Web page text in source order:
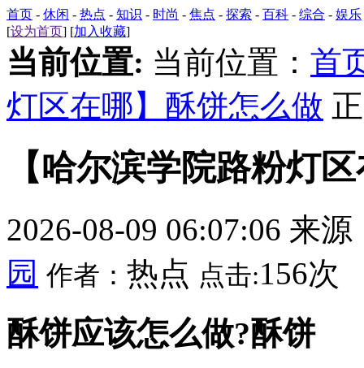
首页 - 休闲 - 热点 - 知识 - 时尚 - 焦点 - 探索 - 百科 - 综合 - 娱乐
[设为首页] [加入收藏]
当前位置: 当前位置： 首
灯区在哪】酥饼怎么做
【哈尔滨学院路粉灯
2026-08-09 06:07:06 来源
园 作者： 热点 点击:156次
酥饼应该怎么做?酥饼